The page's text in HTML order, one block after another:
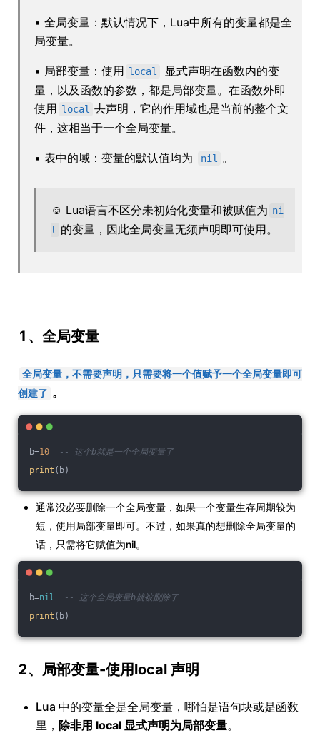
▪ 全局变量：默认情况下，Lua中所有的变量都是全
局变量。
▪ 局部变量：使用 local
显式声明在函数内的变
量，以及函数的参数，都是局部变量。在函数外即
使用 local 去声明，它的作用域也是当前的整个文
件，这相当于一个全局变量。
▪ 表中的域：变量的默认值均为 nil 。
☺ Lua语言不区分未初始化变量和被赋值为 ni
l
的变量，因此全局变量无须声明即可使用。
1、全局变量
全局变量，不需要声明，只需要将一个值赋予一个全局变量即可
创建了 。
b=10
-- 这个b就是一个全局变量了
print (b)
通常没必要删除一个全局变量，如果一个变量生存周期较为
短，使用局部变量即可。不过，如果真的想删除全局变量的
话，只需将它赋值为nil。
b=nil
-- 这个全局变量b就被删除了
print (b)
2、局部变量-使用local 声明
Lua 中的变量全是全局变量，哪怕是语句块或是函数
里， 除非用 local 显式声明为局部变量。